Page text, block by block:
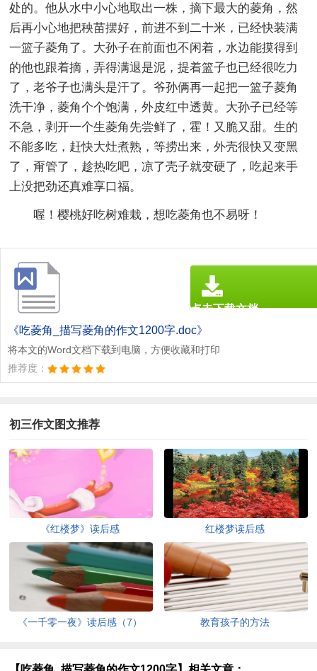
处的。他从水中小心地取出一株，摘下最大的菱角，然
后再小心地把秧苗摆好，前进不到二十米，已经快装满
一篮子菱角了。大孙子在前面也不闲着，水边能摸得到
的他也跟着摘，弄得满退是泥，提着篮子也已经很吃力
了，老爷子也满头是汗了。爷孙俩再一起把一篮子菱角
洗干净，菱角个个饱满，外皮红中透黄。大孙子已经等
不急，剥开一个生菱角先尝鲜了，霍！又脆又甜。生的
不能多吃，赶快大灶煮熟，等捞出来，外壳很快又变黑
了，甭管了，趁热吃吧，凉了壳子就变硬了，吃起来手
上没把劲还真难享口福。
喔！樱桃好吃树难栽，想吃菱角也不易呀！
《吃菱角_描写菱角的作文1200字.doc》
将本文的Word文档下载到电脑，方便收藏和打印
推荐度：
点击下载文档
文档为doc格式
初三作文图文推荐
《红楼梦》读后感 红楼梦读后感
《一千零一夜》读后感（7） 教育孩子的方法